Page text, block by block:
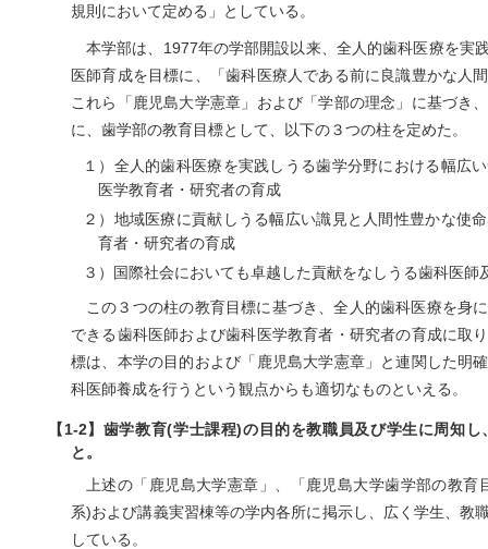
規則において定める」としている。
本学部は、1977年の学部開設以来、全人的歯科医療を実
医師育成を目標に、「歯科医療人である前に良識豊かな人
これら「鹿児島大学憲章」および「学部の理念」に基づき
に、歯学部の教育目標として、以下の３つの柱を定めた。
１）全人的歯科医療を実践しうる歯学分野における幅広
医学教育者・研究者の育成
２）地域医療に貢献しうる幅広い識見と人間性豊かな使
育者・研究者の育成
３）国際社会においても卓越した貢献をなしうる歯科医
この３つの柱の教育目標に基づき、全人的歯科医療を身
できる歯科医師および歯科医学教育者・研究者の育成に取
標は、本学の目的および「鹿児島大学憲章」と連関した明
科医師養成を行うという観点からも適切なものといえる。
【1-2】歯学教育(学士課程)の目的を教職員及び学生に周知
と。
上述の「鹿児島大学憲章」、「鹿児島大学歯学部の教
系)および講義実習棟等の学内各所に掲示し、広く学生、教
している。